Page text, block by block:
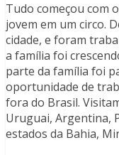
Tudo começou com
jovem em um circo.
cidade, e foram
a família foi
parte da família foi
oportunidade de
fora do Brasil.
Uruguai, Argentina,
estados da Bahia,